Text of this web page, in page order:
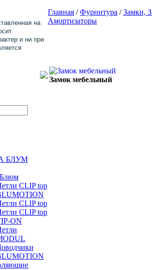
на
и ни при
БЛУМ
CLIP top
CLIP top
CLIP top
ON
Главная /Фурнитура /Замки,
Амортизаторы
Замок мебельный